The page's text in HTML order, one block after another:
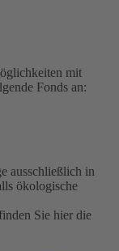
mit
Fonds an:
ausschließlich in
ökologische
Sie hier die